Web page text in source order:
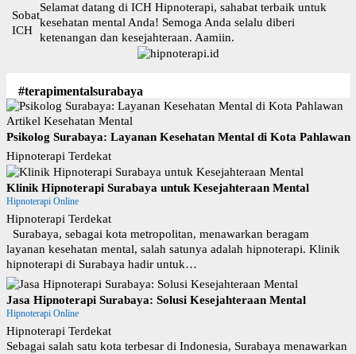
Sobat
ICH
Selamat datang di ICH Hipnoterapi, sahabat terbaik untuk
kesehatan mental Anda! Semoga Anda selalu diberi
ketenangan dan kesejahteraan. Aamiin.
#terapimentalsurabaya
Artikel Kesehatan Mental
Psikolog Surabaya: Layanan Kesehatan Mental di Kota Pahlawan
Hipnoterapi Terdekat
Klinik Hipnoterapi Surabaya untuk Kesejahteraan Mental
Hipnoterapi Online
Hipnoterapi Terdekat
Surabaya, sebagai kota metropolitan, menawarkan beragam
layanan kesehatan mental, salah satunya adalah hipnoterapi. Klinik
hipnoterapi di Surabaya hadir untuk…
Jasa Hipnoterapi Surabaya: Solusi Kesejahteraan Mental
Hipnoterapi Online
Hipnoterapi Terdekat
Sebagai salah satu kota terbesar di Indonesia, Surabaya menawarkan